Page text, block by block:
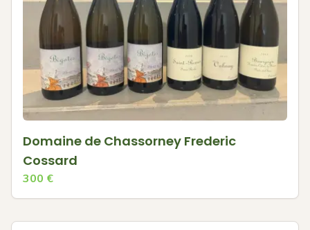
Domaine de Chassorney Frederic
Cossard
300 €